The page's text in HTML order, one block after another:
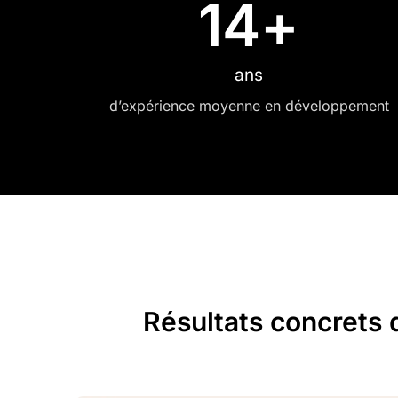
ans
14+
d’expérience moyenne en développement
Résultats concrets